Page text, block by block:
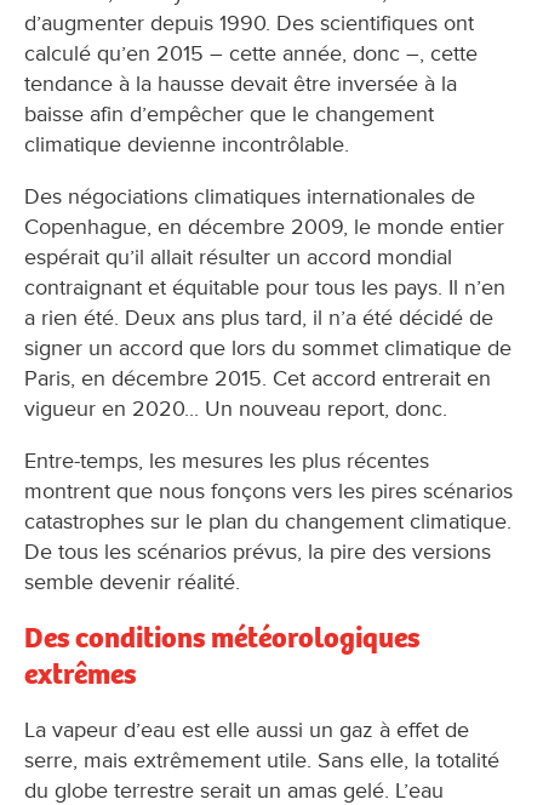
d’augmenter depuis 1990. Des scientifiques ont
calculé qu’en 2015 – cette année, donc –, cette
tendance à la hausse devait être inversée à la
baisse afin d’empêcher que le changement
climatique devienne incontrôlable.
Des négociations climatiques internationales de
Copenhague, en décembre 2009, le monde entier
espérait qu’il allait résulter un accord mondial
contraignant et équitable pour tous les pays. Il n’en
a rien été. Deux ans plus tard, il n’a été décidé de
signer un accord que lors du sommet climatique de
Paris, en décembre 2015. Cet accord entrerait en
vigueur en 2020... Un nouveau report, donc.
Entre-temps, les mesures les plus récentes
montrent que nous fonçons vers les pires scénarios
catastrophes sur le plan du changement climatique.
De tous les scénarios prévus, la pire des versions
semble devenir réalité.
Des conditions météorologiques
extrêmes
La vapeur d’eau est elle aussi un gaz à effet de
serre, mais extrêmement utile. Sans elle, la totalité
du globe terrestre serait un amas gelé. L’eau